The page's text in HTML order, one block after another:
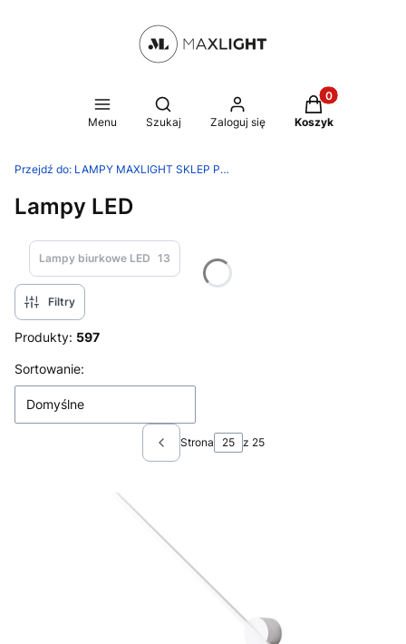
Menu
Otwórz wyszukiwarkę
Szukaj Zaloguj się
Produkty w
Koszyk
Przejdź do: LAMPY MAXLIGHT SKLEP PRODUCENTA
Lampy LED
Lampy biurkowe LED 13
Filtry
Produkty: 597
Lista produktów
Sortowanie:
Domyślne
Poprzednie produkty
Strona z 25